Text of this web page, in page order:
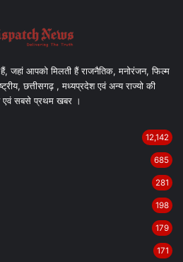
जहां आपको मिलती हैं राजनैतिक, मनोरंजन, फिल्म
छत्तीसगढ़ , मध्यप्रदेश एवं अन्य राज्यो की
एवं सबसे प्रथम खबर ।
12,142
685
281
198
179
171